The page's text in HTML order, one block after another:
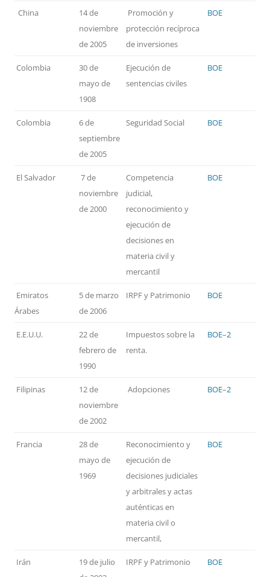
China
14 de
noviembre
de 2005
Promoción y
protección recíproca
de inversiones
BOE
Colombia
30 de
mayo de
1908
Ejecución de
sentencias civiles
BOE
Colombia
6 de
septiembre
de 2005
Seguridad Social BOE
El Salvador
7 de
noviembre
de 2000
Competencia
judicial,
reconocimiento y
ejecución de
decisiones en
materia civil y
mercantil
BOE
Emiratos
Árabes
5 de marzo
de 2006
IRPF y Patrimonio BOE
E.E.U.U.
22 de
febrero de
1990
Impuestos sobre la
renta.
BOE–2
Filipinas
12 de
noviembre
de 2002
Adopciones BOE–2
Francia
28 de
mayo de
1969
Reconocimiento y
ejecución de
decisiones judiciales
y arbitrales y actas
auténticas en
materia civil o
mercantil,
BOE
Irán
19 de julio
IRPF y Patrimonio BOE